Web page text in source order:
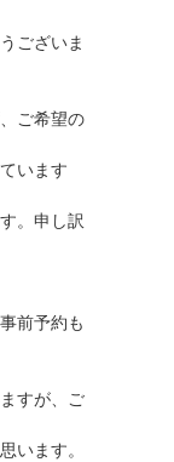
ございま
ご希望の
います
。申し訳
前予約も
すが、ご
います。